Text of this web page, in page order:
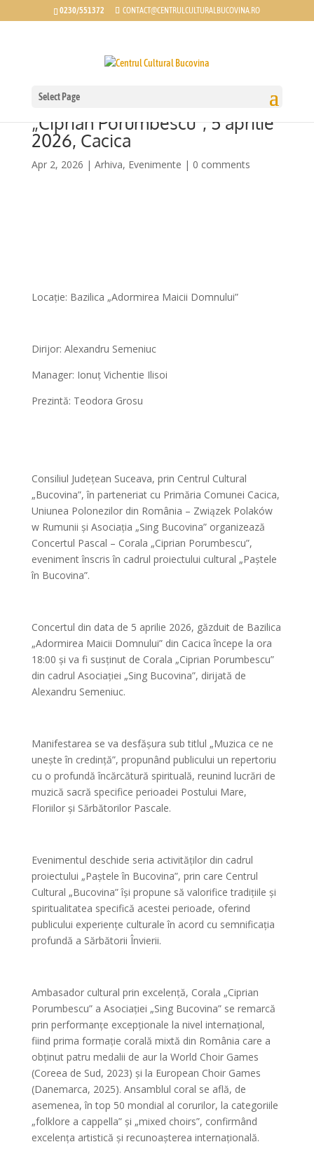
0230/551372 CONTACT@CENTRULCULTURALBUCOVINA.RO
Select Page
Concert Pascal – Corala
„Ciprian Porumbescu”, 5 aprilie
2026, Cacica
Apr 2, 2026 | Arhiva, Evenimente | 0 comments
Locație: Bazilica „Adormirea Maicii Domnului”
Dirijor: Alexandru Semeniuc
Manager: Ionuț Vichentie Ilisoi
Prezintă: Teodora Grosu
Consiliul Județean Suceava, prin Centrul Cultural
„Bucovina”, în parteneriat cu Primăria Comunei Cacica,
Uniunea Polonezilor din România – Związek Polaków
w Rumunii și Asociația „Sing Bucovina” organizează
Concertul Pascal – Corala „Ciprian Porumbescu”,
eveniment înscris în cadrul proiectului cultural „Paștele
în Bucovina”.
Concertul din data de 5 aprilie 2026, găzduit de Bazilica
„Adormirea Maicii Domnului” din Cacica începe la ora
18:00 și va fi susținut de Corala „Ciprian Porumbescu”
din cadrul Asociației „Sing Bucovina”, dirijată de
Alexandru Semeniuc.
Manifestarea se va desfășura sub titlul „Muzica ce ne
unește în credință”, propunând publicului un repertoriu
cu o profundă încărcătură spirituală, reunind lucrări de
muzică sacră specifice perioadei Postului Mare,
Floriilor și Sărbătorilor Pascale.
Evenimentul deschide seria activităților din cadrul
proiectului „Paștele în Bucovina”, prin care Centrul
Cultural „Bucovina” își propune să valorifice tradițiile și
spiritualitatea specifică acestei perioade, oferind
publicului experiențe culturale în acord cu semnificația
profundă a Sărbătorii Învierii.
Ambasador cultural prin excelență, Corala „Ciprian
Porumbescu” a Asociației „Sing Bucovina” se remarcă
prin performanțe excepționale la nivel internațional,
fiind prima formație corală mixtă din România care a
obținut patru medalii de aur la World Choir Games
(Coreea de Sud, 2023) și la European Choir Games
(Danemarca, 2025). Ansamblul coral se află, de
asemenea, în top 50 mondial al corurilor, la categoriile
„folklore a cappella” și „mixed choirs”, confirmând
excelența artistică și recunoașterea internațională.